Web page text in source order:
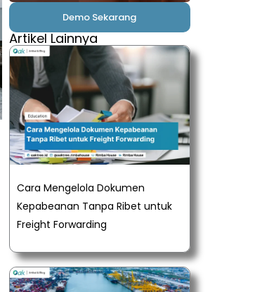
Demo Sekarang
Artikel Lainnya
Cara Mengelola Dokumen
Kepabeanan Tanpa Ribet untuk
Freight Forwarding